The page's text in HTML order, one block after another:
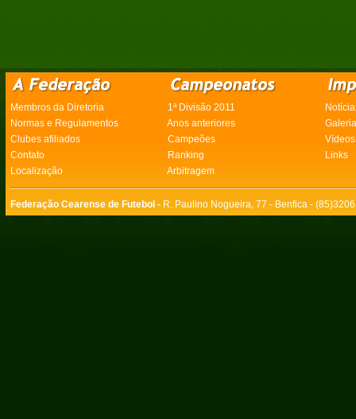
Membros da Diretoria 1ª Divisão 2011
Normas e Regulamentos
Anos anteriores
Clubes afiliados
Campeões
Vídeos
Contato
Ranking
Links
Localização
Arbitragem
Federação Cearense de Futebol - R. Paulino Nogueira, 77 - Benfica -